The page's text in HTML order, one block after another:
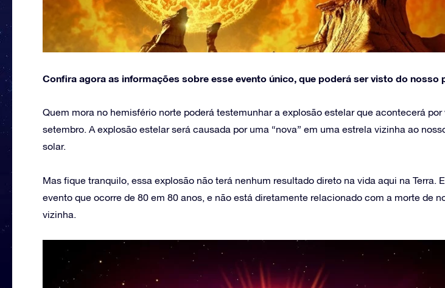
Confira agora as informações sobre esse evento único, que poderá ser visto do nosso
Quem mora no hemisfério norte poderá testemunhar a explosão estelar que acontecerá por
setembro. A explosão estelar será causada por uma “nova” em uma estrela vizinha ao
solar.
Mas fique tranquilo, essa explosão não terá nenhum resultado direto na vida aqui na Terra.
evento que ocorre de 80 em 80 anos, e não está diretamente relacionado com a morte de
vizinha.